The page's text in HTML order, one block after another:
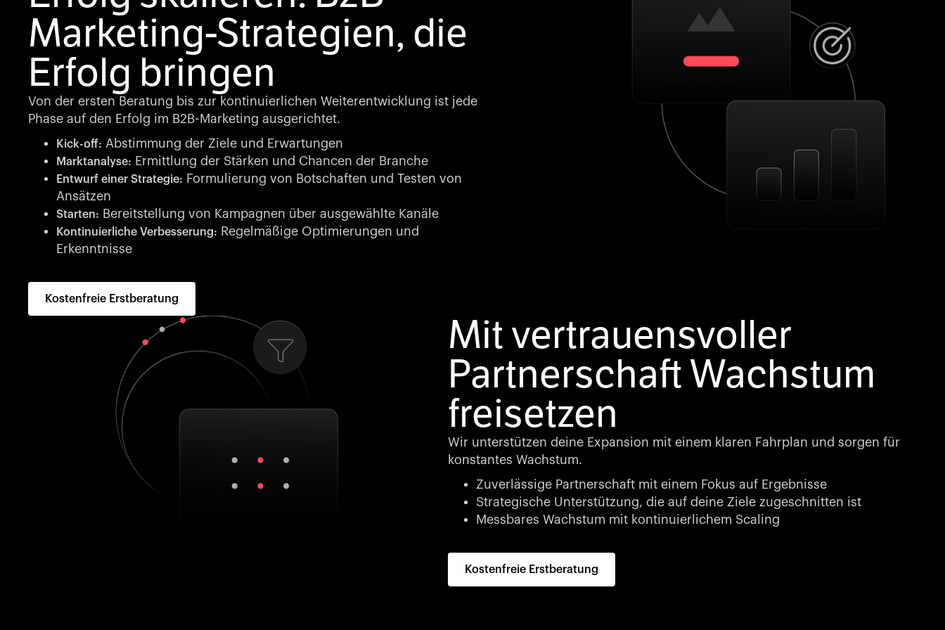
Marketing-Strategien, die
Erfolg bringen
Von der ersten Beratung bis zur kontinuierlichen Weiterentwicklung ist jede
Phase auf den Erfolg im B2B-Marketing ausgerichtet.
Kick-off: Abstimmung der Ziele und Erwartungen
Marktanalyse: Ermittlung der Stärken und Chancen der Branche
Entwurf einer Strategie: Formulierung von Botschaften und Testen von
Ansätzen
Starten: Bereitstellung von Kampagnen über ausgewählte Kanäle
Kontinuierliche Verbesserung: Regelmäßige Optimierungen und
Erkenntnisse
Kostenfreie Erstberatung
Mit vertrauensvoller
Partnerschaft Wachstum
freisetzen
Wir unterstützen deine Expansion mit einem klaren Fahrplan und sorgen für
konstantes Wachstum.
Zuverlässige Partnerschaft mit einem Fokus auf Ergebnisse
Strategische Unterstützung, die auf deine Ziele zugeschnitten ist
Messbares Wachstum mit kontinuierlichem Scaling
Kostenfreie Erstberatung